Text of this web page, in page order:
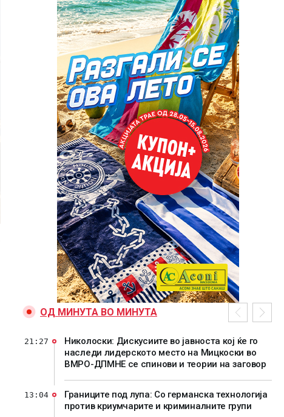
ОД МИНУТА ВО МИНУТА
Николоски: Дискусиите во јавноста кој ќе го
наследи лидерското место на Мицкоски во
ВМРО-ДПМНЕ се спинови и теории на заговор
21:27
Границите под лупа: Со германска технологија
против криумчарите и криминалните групи
13:04